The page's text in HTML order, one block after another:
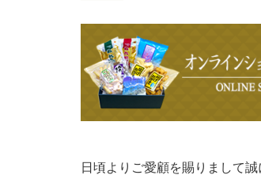
日頃よりご愛顧を賜りまして誠